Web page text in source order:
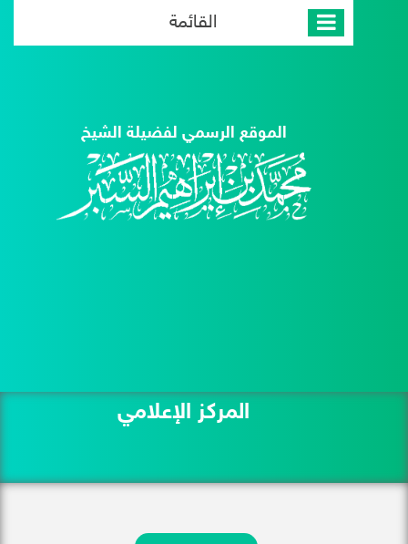
القائمة
الموقع الرسمي لفضيلة الشيخ
المركز الإعلامي